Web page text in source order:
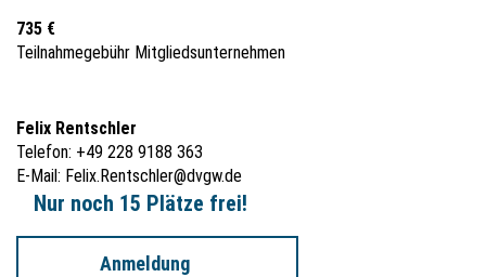
735 €
Teilnahmegebühr Mitgliedsunternehmen
Felix Rentschler
Telefon: +49 228 9188 363
E-Mail: Felix.Rentschler@dvgw.de
Nur noch 15 Plätze frei!
Anmeldung